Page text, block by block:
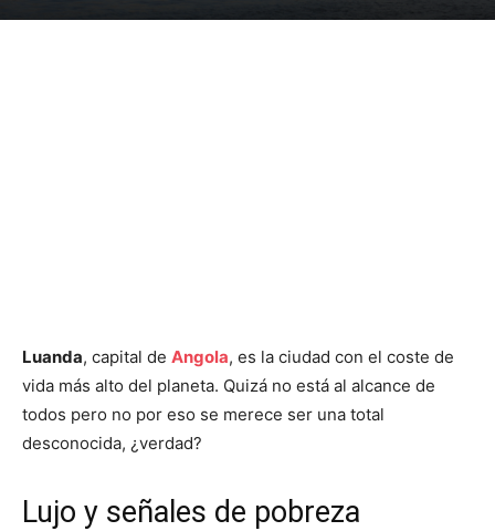
Luanda, capital de Angola, es la ciudad con el coste de
vida más alto del planeta. Quizá no está al alcance de
todos pero no por eso se merece ser una total
desconocida, ¿verdad?
Lujo y señales de pobreza